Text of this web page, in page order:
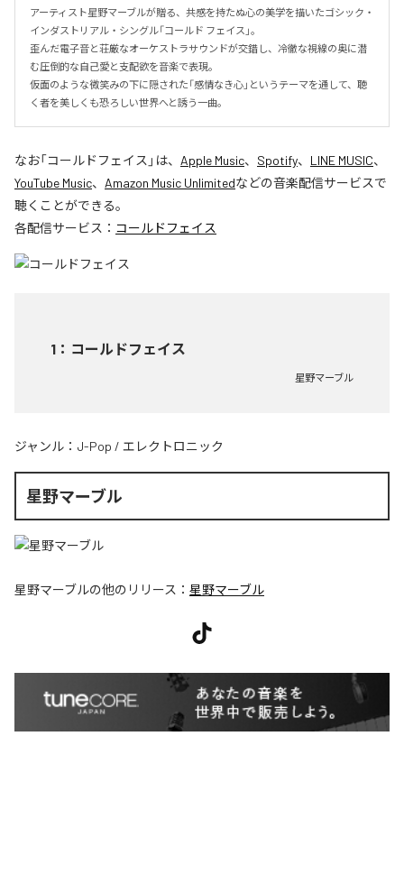
アーティスト星野マーブルが贈る、共感を持たぬ心の美学を描いたゴシック・
インダストリアル・シングル「コールド フェイス」。
歪んだ電子音と荘厳なオーケストラサウンドが交錯し、冷徹な視線の奥に潜
む圧倒的な自己愛と支配欲を音楽で表現。
仮面のような微笑みの下に隠された「感情なき心」というテーマを通して、聴
く者を美しくも恐ろしい世界へと誘う一曲。
なお「コールドフェイス 」は、 Apple Music、 Spotify、 LINE MUSIC、
YouTube Music、 Amazon Music Unlimitedなどの音楽配信サービスで
聴くことができる。
各配信サービス： コールドフェイス
1 ： コールドフェイス
星野マーブル
ジャンル： J-Pop / エレクトロニック
星野マーブル
星野マーブルの他のリリース： 星野マーブル